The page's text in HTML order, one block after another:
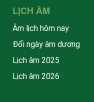
LỊCH ÂM
Âm lịch hôm nay
Đổi ngày âm dương
Lịch âm 2025
Lịch âm 2026